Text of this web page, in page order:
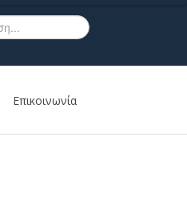
Επικοινωνία